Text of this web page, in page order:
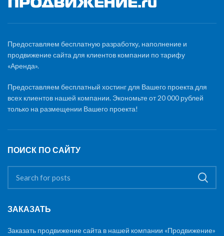
Предоставляем бесплатную разработку, наполнение и
продвижение сайта для клиентов компании по тарифу
«Аренда».
Предоставляем бесплатный хостинг для Вашего проекта для
всех клиентов нашей компании. Экономьте от 20 000 рублей
только на размещении Вашего проекта!
ПОИСК ПО САЙТУ
ЗАКАЗАТЬ
Заказать продвижение сайта в нашей компании «Продвижение»